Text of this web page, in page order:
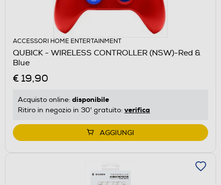
ACCESSORI HOME ENTERTAINMENT
QUBICK - WIRELESS CONTROLLER (NSW)-Red &
Blue
€ 19,90
Acquisto online: disponibile
Ritiro in negozio in 30' gratuito: verifica
AGGIUNGI